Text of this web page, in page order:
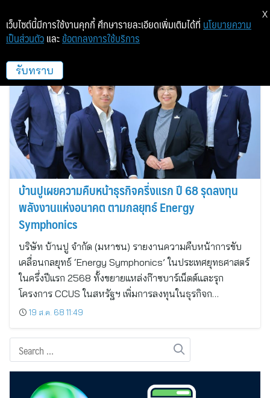
บ้านปู
บ้านปูเผยความคืบหน้าธุรกิจครึ่งแรก ปี 68 รุดลงทุน
พลังงานแห่งอนาคต ตามกลยุทธ์ Energy
Symphonics
บริษัท บ้านปู จำกัด (มหาชน) รายงานความคืบหน้าการขับ
เคลื่อนกลยุทธ์ ‘Energy Symphonics’ ในประเทศยุทธศาสตร์
ในครึ่งปีแรก 2568 ทั้งขยายแหล่งก๊าซบาร์เน็ตต์และรุก
โครงการ CCUS ในสหรัฐฯ เพิ่มการลงทุนในธุรกิจก…
19 ส.ค. 68 11:49
เว็บไซต์นี้มีการใช้งานคุกกี้ ศึกษารายละเอียดเพิ่มเติมได้ที่ นโยบายความ
เป็นส่วนตัว และ ข้อตกลงการใช้บริการ
รับทราบ
X